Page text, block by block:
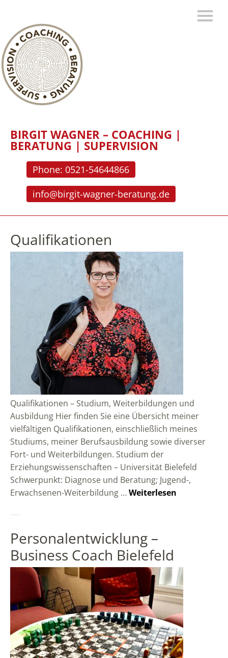
BIRGIT WAGNER – COACHING |
BERATUNG | SUPERVISION
Phone: 0521-54644866
info@birgit-wagner-beratung.de
Qualifikationen
Qualifikationen – Studium, Weiterbildungen und
Ausbildung Hier finden Sie eine Übersicht meiner
vielfältigen Qualifikationen, einschließlich meines
Studiums, meiner Berufsausbildung sowie diverser
Fort- und Weiterbildungen. Studium der
Erziehungswissenschaften – Universität Bielefeld
Schwerpunkt: Diagnose und Beratung; Jugend-,
Erwachsenen-Weiterbildung …Weiterlesen
Personalentwicklung –
Business Coach Bielefeld